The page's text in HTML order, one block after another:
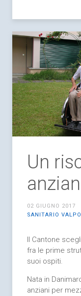
Un
02 GIUGNO 2017
SANITARIO
Il Cantone
fra le prime
suoi ospiti.
Nata in
anziani per